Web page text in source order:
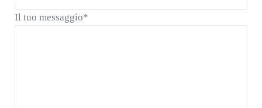
Il tuo messaggio*